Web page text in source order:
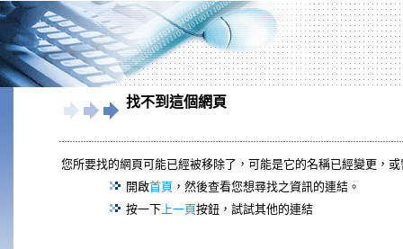
找不到這個網頁
您所要找的網頁可能已經被移除了，可能是它的名稱已經變更，
開啟首頁 ，然後查看您想尋找之資訊的連結。
按一下上一頁按鈕，試試其他的連結